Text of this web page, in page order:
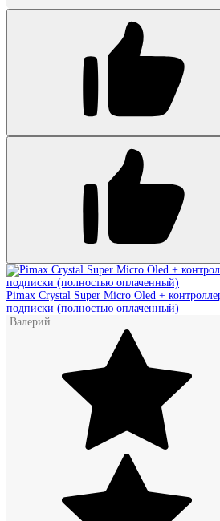
Pimax Crystal Super Micro Oled +
подписки (полностью оплаченный)
Валерий